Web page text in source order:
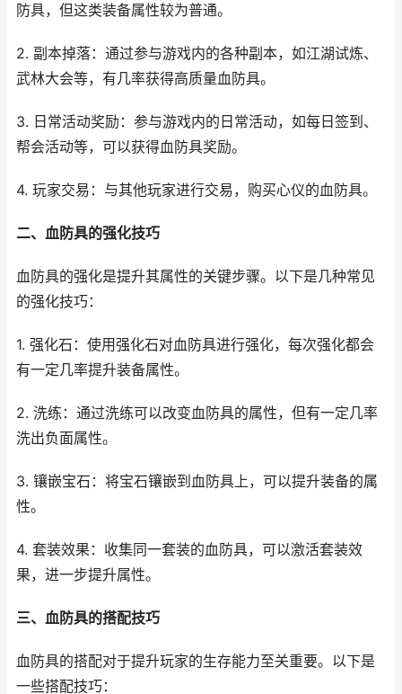
防具，但这类装备属性较为普通。
2. 副本掉落：通过参与游戏内的各种副本，如江湖试炼、
武林大会等，有几率获得高质量血防具。
3. 日常活动奖励：参与游戏内的日常活动，如每日签到、
帮会活动等，可以获得血防具奖励。
4. 玩家交易：与其他玩家进行交易，购买心仪的血防具。
二、血防具的强化技巧
血防具的强化是提升其属性的关键步骤。以下是几种常见
的强化技巧：
1. 强化石：使用强化石对血防具进行强化，每次强化都会
有一定几率提升装备属性。
2. 洗练：通过洗练可以改变血防具的属性，但有一定几率
洗出负面属性。
3. 镶嵌宝石：将宝石镶嵌到血防具上，可以提升装备的属
性。
4. 套装效果：收集同一套装的血防具，可以激活套装效
果，进一步提升属性。
三、血防具的搭配技巧
血防具的搭配对于提升玩家的生存能力至关重要。以下是
一些搭配技巧：